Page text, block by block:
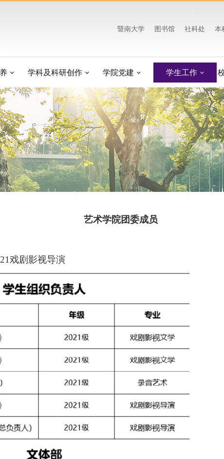
暨南大学 图书馆 社科处 本
学科及科研创作 学院党建 学生工作
艺术学院团委成员
戏剧影视导演